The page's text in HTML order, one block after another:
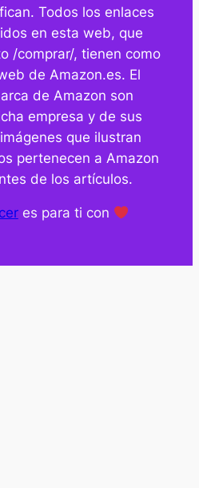
Todos los enlaces
en esta web, que
/comprar/, tienen como
de Amazon.es. El
de Amazon son
empresa y de sus
que ilustran
pertenecen a Amazon
de los artículos.
es para ti con